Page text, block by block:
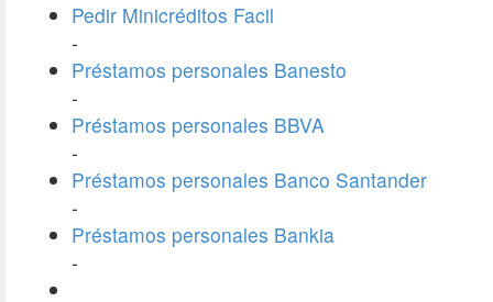
Pedir Minicréditos Facil
-
Préstamos personales Banesto
-
Préstamos personales BBVA
-
Préstamos personales Banco Santander
-
Préstamos personales Bankia
-